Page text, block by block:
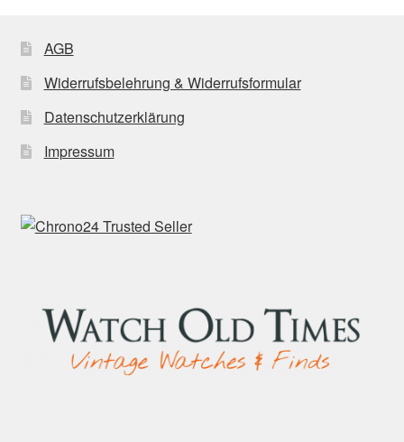
AGB
Widerrufsbelehrung & Widerrufsformular
Datenschutzerklärung
Impressum